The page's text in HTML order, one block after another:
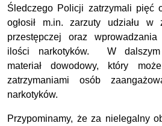
Śledczego Policji zatrzymali pięć
ogłosił m.in. zarzuty udziału w
przestępczej oraz
ilości narkotyków. W
materiał dowodowy, który
zatrzymaniami osób
narkotyków.
Przypominamy, że za nielegalny